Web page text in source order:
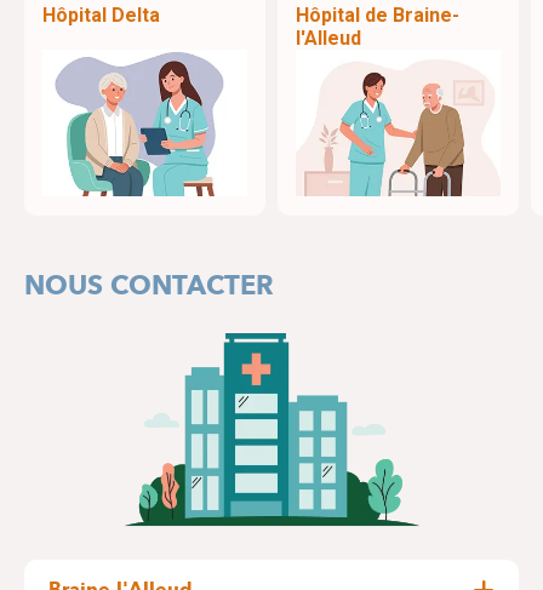
Hôpital Delta
Hôpital de Braine-
l'Alleud
NOUS CONTACTER